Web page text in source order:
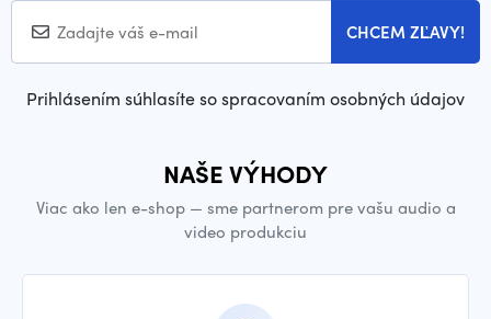
CHCEM ZĽAVY!
Prihlásením súhlasíte so spracovaním osobných údajov
NAŠE VÝHODY
Viac ako len e-shop — sme partnerom pre vašu audio a
video produkciu